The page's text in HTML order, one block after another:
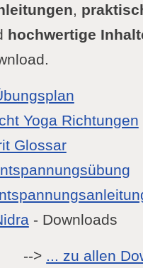
,
hochwertige
Yoga Richtungen
Glossar
- Downloads
--> ... zu allen